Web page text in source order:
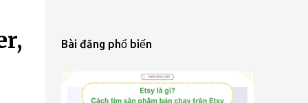
Bài đăng phổ biến